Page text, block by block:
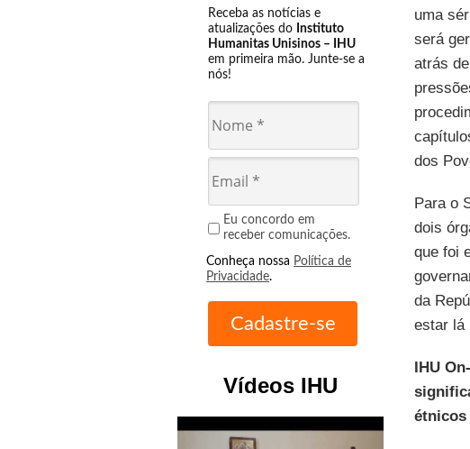
Receba as notícias e
atualizações do Instituto
Humanitas Unisinos – IHU
em primeira mão. Junte-se a
nós!
Eu concordo em
receber comunicações.
Conheça nossa Política de
Privacidade.
Vídeos IHU
uma
será
atrás
dos
Para o
dois
que foi
da
estar lá
IHU
étnicos